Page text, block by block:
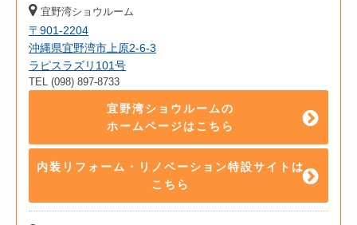
宜野湾ショウルーム
〒901-2204
沖縄県宜野湾市上原2-6-3
ラピスラズリ101号
TEL (098) 897-8733
宜野湾ショウルームの
ホームページはこちら
内装リフォーム・リノベーション特設サイトは
こちら